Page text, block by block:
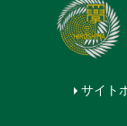
サイト